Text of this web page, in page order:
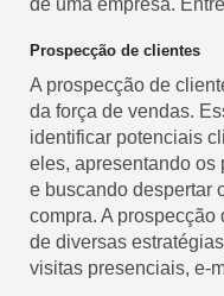
de uma empresa.
Prospecção de clientes
A prospecção de
da força de vendas.
identificar potenciais
eles, apresentando os
e buscando despertar
compra. A
de diversas
visitas presenciais, e-